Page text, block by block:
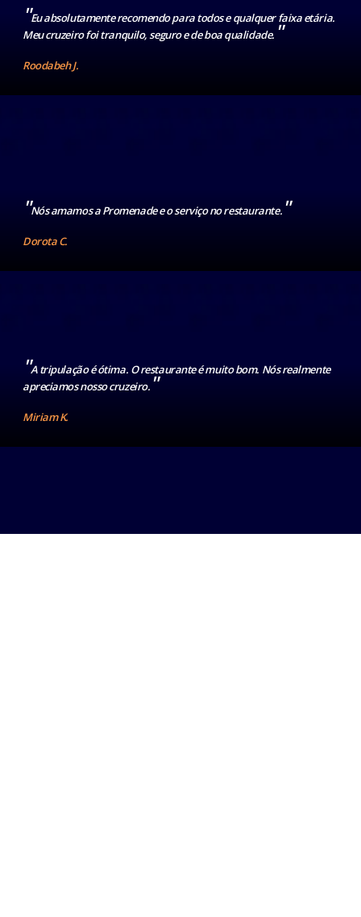
"Eu absolutamente recomendo para todos e qualquer faixa etária.
Meu cruzeiro foi tranquilo, seguro e de boa qualidade. "
Roodabeh J.
"Nós amamos a Promenade e o serviço no restaurante. "
Dorota C.
"A tripulação é ótima. O restaurante é muito bom. Nós realmente
apreciamos nosso cruzeiro."
Miriam K.